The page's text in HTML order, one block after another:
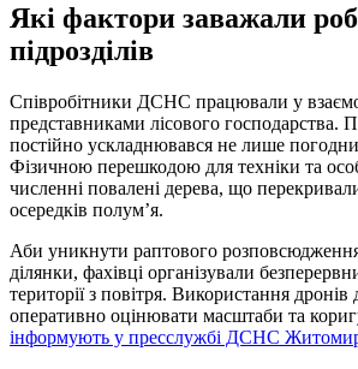
Які фактори заважали
підрозділів
Співробітники ДСНС працювали у
представниками лісового господарства.
постійно ускладнювався не лише
Фізичною перешкодою для техніки та
численні повалені дерева, що
осередків полум’я.
Аби уникнути раптового
ділянки, фахівці організували
території з повітря. Використання дронів
оперативно оцінювати масштаби та
інформують у пресслужбі ДСНС